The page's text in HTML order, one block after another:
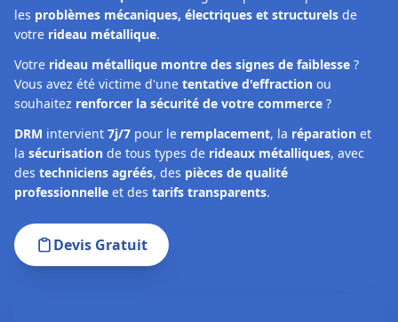
les problèmes mécaniques, électriques et structurels de
votre rideau métallique.
Votre rideau métallique montre des signes de faiblesse ?
Vous avez été victime d'une tentative d'effraction ou
souhaitez renforcer la sécurité de votre commerce ?
DRM intervient 7j/7 pour le remplacement, la réparation et
la sécurisation de tous types de rideaux métalliques, avec
des techniciens agréés, des pièces de qualité
professionnelle et des tarifs transparents.
Devis Gratuit